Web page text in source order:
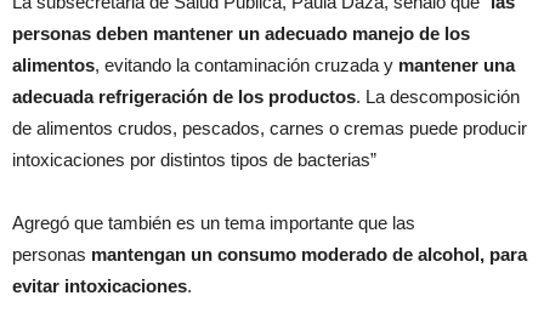
personas deben mantener un adecuado manejo de los
alimentos, evitando la contaminación cruzada y mantener una
adecuada refrigeración de los productos. La descomposición
de alimentos crudos, pescados, carnes o cremas puede producir
intoxicaciones por distintos tipos de bacterias”
Agregó que también es un tema importante que las
personas mantengan un consumo moderado de alcohol, para
evitar intoxicaciones.